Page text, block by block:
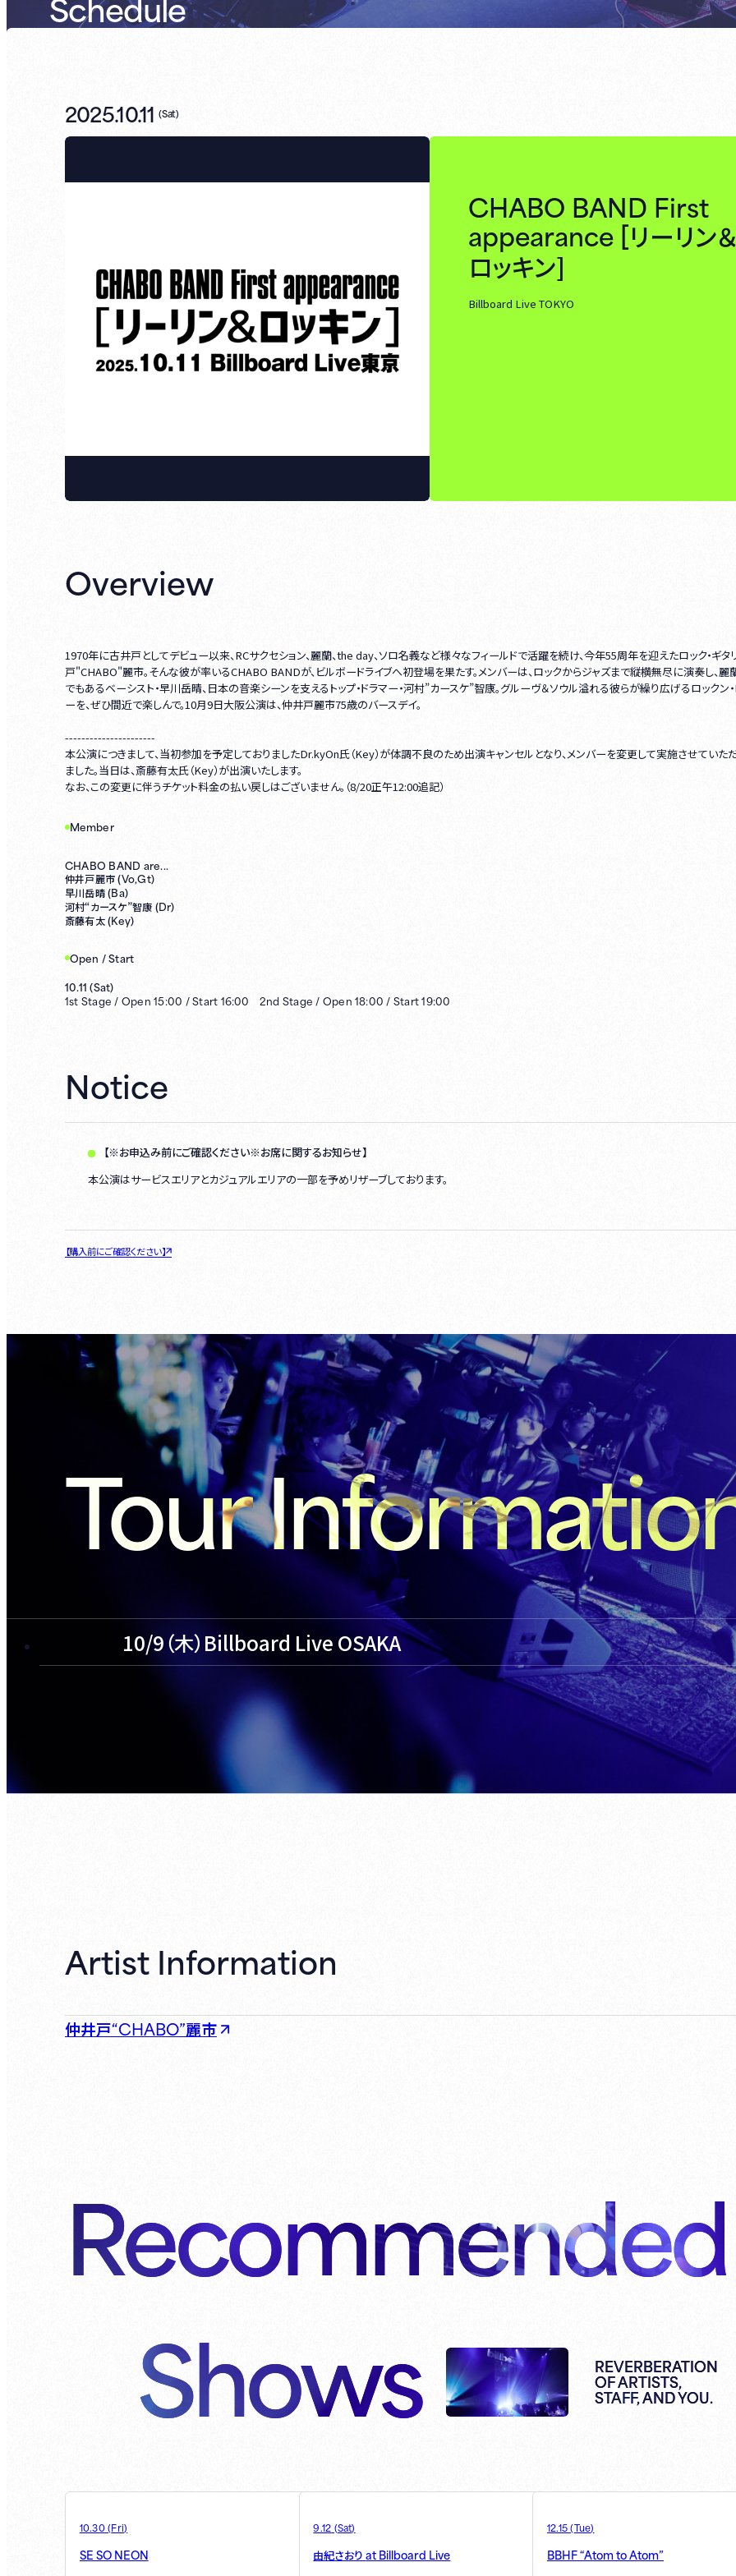
2025.10.11 (Sat)
CHABO BAND First
appearance [リーリン
ロッキン]
Billboard Live TOKYO
Overview
1970年に古井戸としてデビュー以来、RCサクセション、麗蘭、the day、ソロ名義など様々なフィールドで活躍を続け、今年55周年を迎えたロック・ギタ
戸"CHABO"麗市。そんな彼が率いるCHABO BANDが、ビルボードライブへ初登場を果たす。メンバーは、ロックからジャズまで縦横無尽に演奏し、麗
でもあるベーシスト・早川岳晴、日本の音楽シーンを支えるトップ・ドラマー・河村”カースケ”智康。グルーヴ＆ソウル溢れる彼らが繰り広げるロックン・
ーを、ぜひ間近で楽しんで。10月9日大阪公演は、仲井戸麗市75歳のバースデイ。
----------------------
本公演につきまして、当初参加を予定しておりましたDr.kyOn氏（Key）が体調不良のため出演キャンセルとなり、メンバーを変更して実施させていた
ました。当日は、斎藤有太氏（Key）が出演いたします。
なお、この変更に伴うチケット料金の払い戻しはございません。（8/20正午12:00追記）
Member
CHABO BAND are...
仲井戸麗市 (Vo,Gt)
早川岳晴 (Ba)
河村“カースケ”智康 (Dr)
斎藤有太 (Key)
Open / Start
10.11 (Sat)
1st Stage / Open15:00 /Start 16:00 2nd Stage / Open 18:00 / Start19:00
Notice
【※お申込み前にご確認ください※お席に関するお知らせ】
本公演はサービスエリアとカジュアルエリアの一部を予めリザーブしております。
【購入前にご確認ください】
Tour
10/9（木）Billboard Live OSAKA
Artist Information
仲井戸“CHABO”麗市
Recommended
Shows
REVERBERATION
OF ARTISTS,
STAFF, AND YOU.
10.30(Fri)
SE SO NEON
9.12 (Sat)
由紀さおりat Billboard Live
12.15(Tue)
BBHF “Atom to Atom”